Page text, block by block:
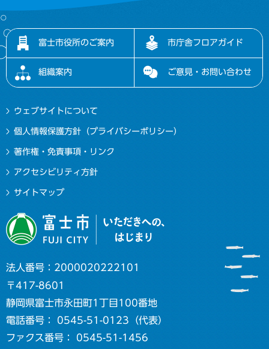
富士市役所のご案内 市庁舎フロアガイド
組織案内 ご意見・お問い合わせ
ウェブサイトについて
個人情報保護方針（プライバシーポリシー）
著作権・免責事項・リンク
アクセシビリティ方針
サイトマップ
法人番号：2000020222101
〒417-8601
静岡県富士市永田町1丁目100番地
電話番号： 0545-51-0123（代表）
ファクス番号： 0545-51-1456